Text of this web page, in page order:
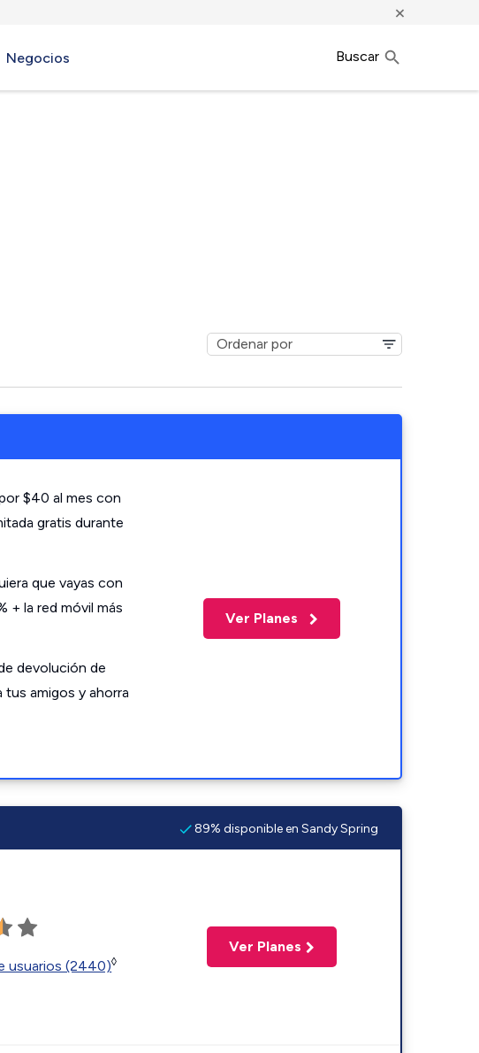
×
Negocios Buscar
$40 al mes con
gratis durante
que vayas con
+ la red móvil más
devolución de
tus amigos y ahorra
Ver Planes
89% disponible en Sandy Spring
usuarios (2440)◊
Ver Planes